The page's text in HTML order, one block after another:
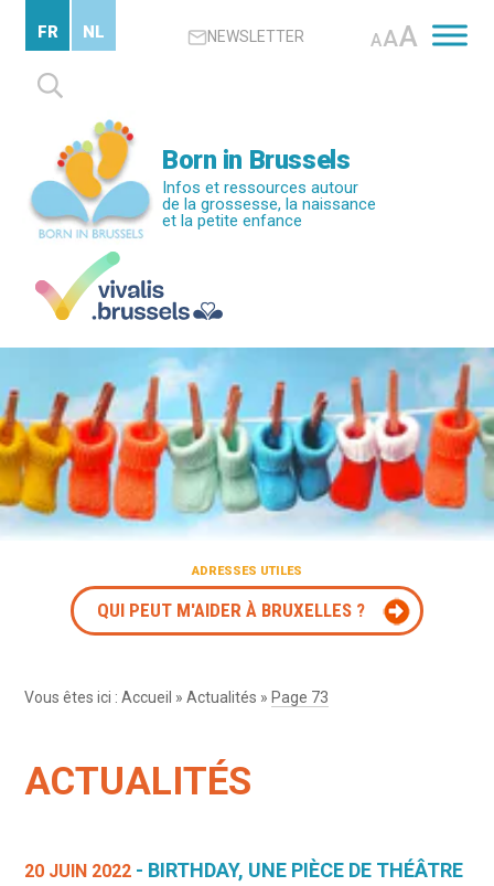
contenu
principal
NEWSLETTER AAA
Rechercher :
FR NL
Born in Brussels
Infos et ressources autour
de la grossesse, la naissance
et la petite enfance
ADRESSES UTILES
QUI PEUT M'AIDER À BRUXELLES ?
Vous êtes ici :Accueil »Actualités » Page 73
ACTUALITÉS
20 JUIN 2022 - BIRTHDAY, UNE PIÈCE DE THÉÂTRE